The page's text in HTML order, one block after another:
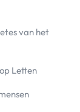
van het
Letten